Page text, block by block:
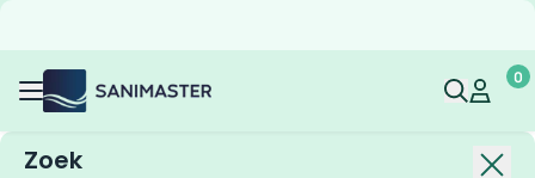
MenuSanimaster MijnMijn
0
Zoek